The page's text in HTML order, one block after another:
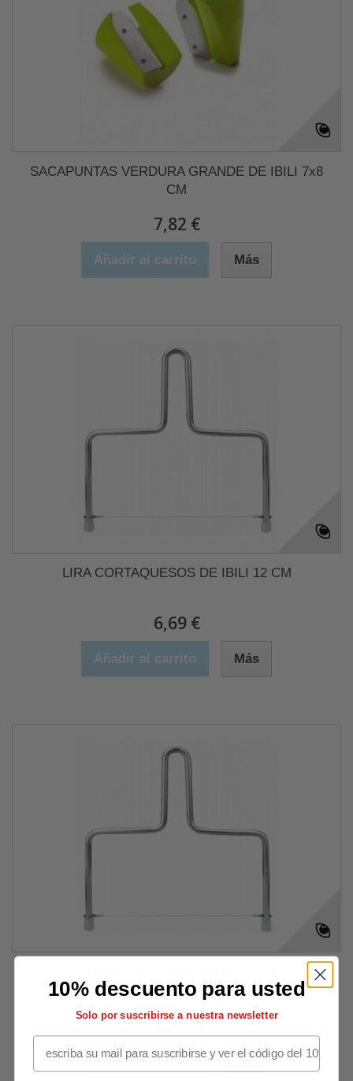
SACAPUNTAS VERDURA GRANDE DE IBILI 7x8
CM
7,82 €
Añadir al carrito Más
LIRA CORTAQUESOS DE IBILI 12 CM
6,69 €
Añadir al carrito Más
7,52 €
Añadir al carrito Más
10% descuento para usted
Solo por suscribirse a nuestra newsletter